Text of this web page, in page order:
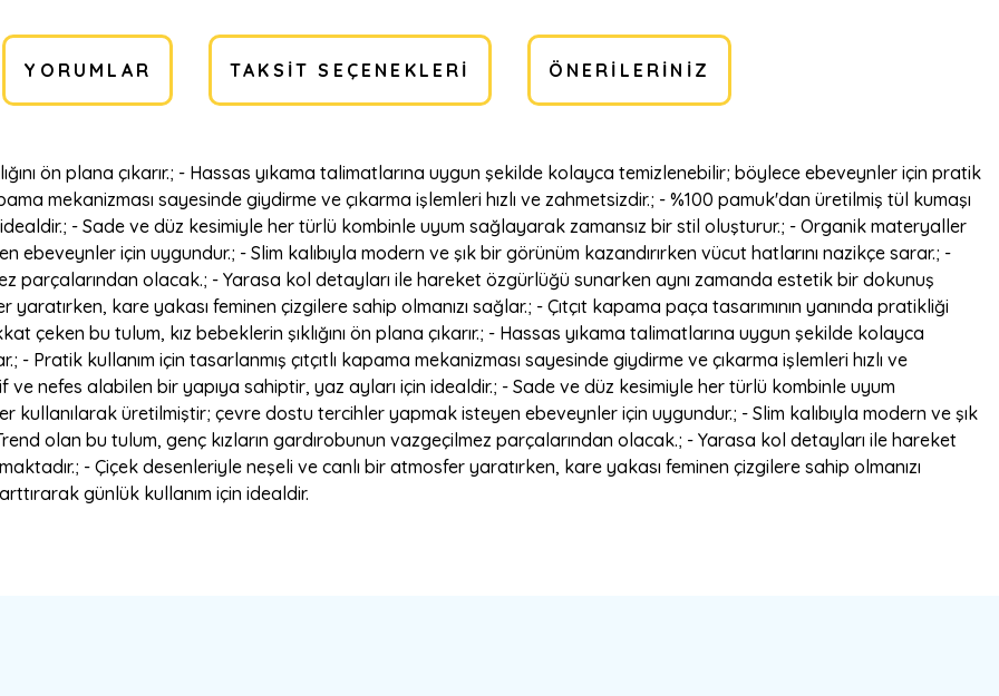
YORUMLAR TAKSIT SEÇENEKLERI ÖNERILERINIZ
ön plana çıkarır.; - Hassas yıkama talimatlarına uygun şekilde kolayca temizlenebilir; böylece ebeveynler için pratik
mekanizması sayesinde giydirme ve çıkarma işlemleri hızlı ve zahmetsizdir.; - %100 pamuk'dan üretilmiş tül kumaşı
- Sade ve düz kesimiyle her türlü kombinle uyum sağlayarak zamansız bir stil oluşturur.; - Organik materyaller
için uygundur.; - Slim kalıbıyla modern ve şık bir görünüm kazandırırken vücut hatlarını nazikçe sarar.; -
parçalarından olacak.; - Yarasa kol detayları ile hareket özgürlüğü sunarken aynı zamanda estetik bir dokunuş
kare yakası feminen çizgilere sahip olmanızı sağlar.; - Çıtçıt kapama paça tasarımının yanında pratikliği
çeken bu tulum, kız bebeklerin şıklığını ön plana çıkarır.; - Hassas yıkama talimatlarına uygun şekilde kolayca
Pratik kullanım için tasarlanmış çıtçıtlı kapama mekanizması sayesinde giydirme ve çıkarma işlemleri hızlı ve
ve nefes alabilen bir yapıya sahiptir, yaz ayları için idealdir.; - Sade ve düz kesimiyle her türlü kombinle uyum
üretilmiştir; çevre dostu tercihler yapmak isteyen ebeveynler için uygundur.; - Slim kalıbıyla modern ve şık
olan bu tulum, genç kızların gardırobunun vazgeçilmez parçalarından olacak.; - Yarasa kol detayları ile hareket
- Çiçek desenleriyle neşeli ve canlı bir atmosfer yaratırken, kare yakası feminen çizgilere sahip olmanızı
günlük kullanım için idealdir.